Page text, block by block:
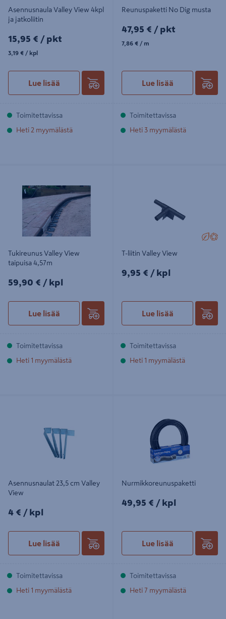
Asennusnaula Valley View 4kpl
ja jatkoliitin
15,95€/pkt
15,95 € / pkt
3,19€/kpl
3,19 € / kpl
Lue lisää
Toimitettavissa
Heti 2 myymälästä
Reunuspaketti No Dig musta
47,95€/pkt
47,95 € / pkt
7,86€/m
7,86 € / m
Lue lisää
Toimitettavissa
Heti 3 myymälästä
Tukireunus Valley View
taipuisa 4,57m
59,90€/kpl
59,90 € / kpl
Lue lisää
Toimitettavissa
Heti 1 myymälästä
T-liitin Valley View
9,95€/kpl
9,95 € / kpl
Lue lisää
Toimitettavissa
Heti 1 myymälästä
Asennusnaulat 23,5 cm Valley
View
4€/kpl
4 € / kpl
Lue lisää
Toimitettavissa
Heti 1 myymälästä
Nurmikkoreunuspaketti
49,95€/kpl
49,95 € / kpl
Lue lisää
Toimitettavissa
Heti 7 myymälästä